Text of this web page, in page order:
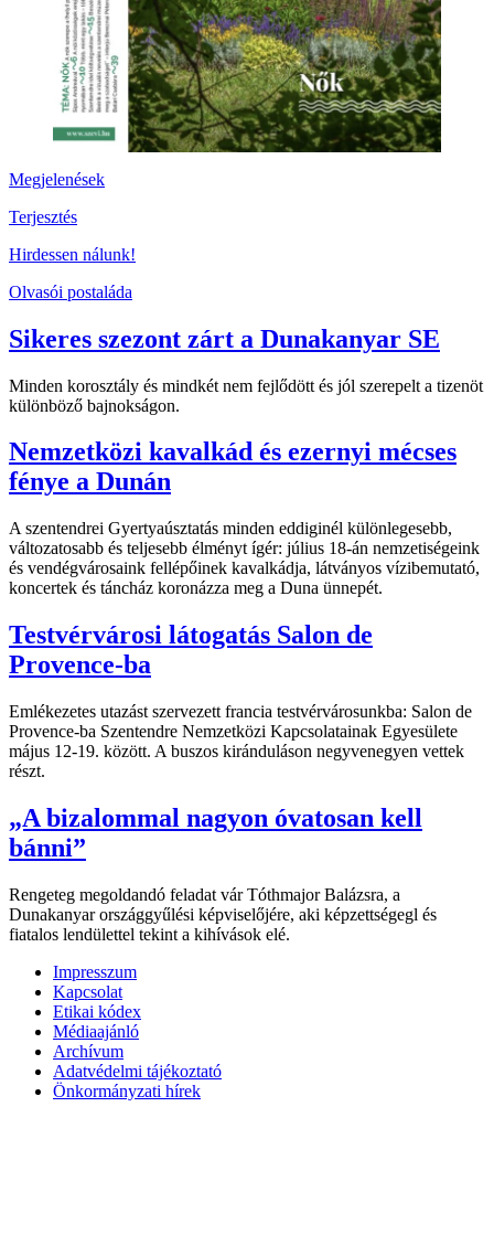
Megjelenések
Terjesztés
Hirdessen nálunk!
Olvasói postaláda
Sikeres szezont zárt a Dunakanyar SE
Minden korosztály és mindkét nem fejlődött és jól szerepelt a tizenöt
különböző bajnokságon.
Nemzetközi kavalkád és ezernyi mécses
fénye a Dunán
A szentendrei Gyertyaúsztatás minden eddiginél különlegesebb,
változatosabb és teljesebb élményt ígér: július 18-án nemzetiségeink
és vendégvárosaink fellépőinek kavalkádja, látványos vízibemutató,
koncertek és táncház koronázza meg a Duna ünnepét.
Testvérvárosi látogatás Salon de
Provence-ba
Emlékezetes utazást szervezett francia testvérvárosunkba: Salon de
Provence-ba Szentendre Nemzetközi Kapcsolatainak Egyesülete
május 12-19. között. A buszos kiránduláson negyvenegyen vettek
részt.
„A bizalommal nagyon óvatosan kell
bánni”
Rengeteg megoldandó feladat vár Tóthmajor Balázsra, a
Dunakanyar országgyűlési képviselőjére, aki képzettségegl és
fiatalos lendülettel tekint a kihívások elé.
Impresszum
Kapcsolat
Etikai kódex
Médiaajánló
Archívum
Adatvédelmi tájékoztató
Önkormányzati hírek